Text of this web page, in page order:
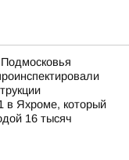
в Яхроме, который
16 тысяч